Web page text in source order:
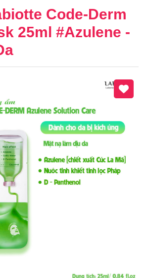
Code-Derm
25ml #Azulene -
Mã giảm giá:
Ngày hết hạn:
Điều kiện: